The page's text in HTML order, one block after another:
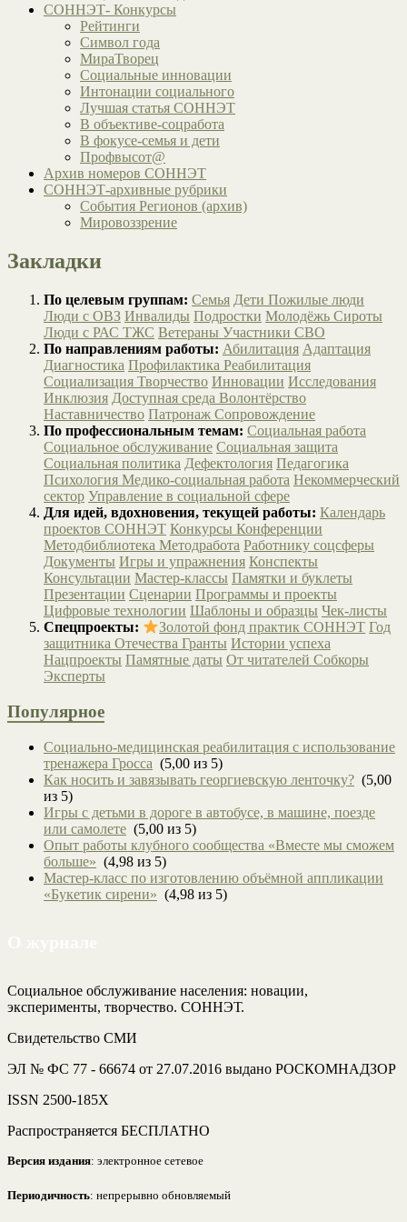
СОННЭТ- Конкурсы
Рейтинги
Символ года
МираТворец
Социальные инновации
Интонации социального
Лучшая статья СОННЭТ
В объективе-соцработа
В фокусе-семья и дети
Профвысот@
Архив номеров СОННЭТ
СОННЭТ-архивные рубрики
События Регионов (архив)
Мировоззрение
Закладки
По целевым группам: Семья Дети Пожилые люди
Люди с ОВЗ Инвалиды Подростки Молодёжь Сироты
Люди с РАС ТЖС Ветераны Участники СВО
По направлениям работы: Абилитация Адаптация
Диагностика Профилактика Реабилитация
Социализация Творчество Инновации Исследования
Инклюзия Доступная среда Волонтёрство
Наставничество Патронаж Сопровождение
По профессиональным темам: Социальная работа
Социальное обслуживание Социальная защита
Социальная политика Дефектология Педагогика
Психология Медико-социальная работа Некоммерческий
сектор Управление в социальной сфере
Для идей, вдохновения, текущей работы: Календарь
проектов СОННЭТ Конкурсы Конференции
Методбиблиотека Методработа Работнику соцсферы
Документы Игры и упражнения Конспекты
Консультации Мастер-классы Памятки и буклеты
Презентации Сценарии Программы и проекты
Цифровые технологии Шаблоны и образцы Чек-листы
Спецпроекты:
Золотой фонд практик СОННЭТ Год
защитника Отечества Гранты Истории успеха
Нацпроекты Памятные даты От читателей Собкоры
Эксперты
Популярное
Социально-медицинская реабилитация с использование
тренажера Гросса (5,00 из 5)
Как носить и завязывать георгиевскую ленточку? (5,00
из 5)
Игры с детьми в дороге в автобусе, в машине, поезде
или самолете (5,00 из 5)
Опыт работы клубного сообщества «Вместе мы сможем
больше» (4,98 из 5)
Мастер-класс по изготовлению объёмной аппликации
«Букетик сирени» (4,98 из 5)
Социальное обслуживание населения: новации,
эксперименты, творчество. СОННЭТ.
Свидетельство СМИ
ЭЛ № ФС 77 - 66674 от 27.07.2016 выдано РОСКОМНАДЗОР
ISSN 2500-185Х
Распространяется БЕСПЛАТНО
Версия издания: электронное сетевое
Периодичность: непрерывно обновляемый